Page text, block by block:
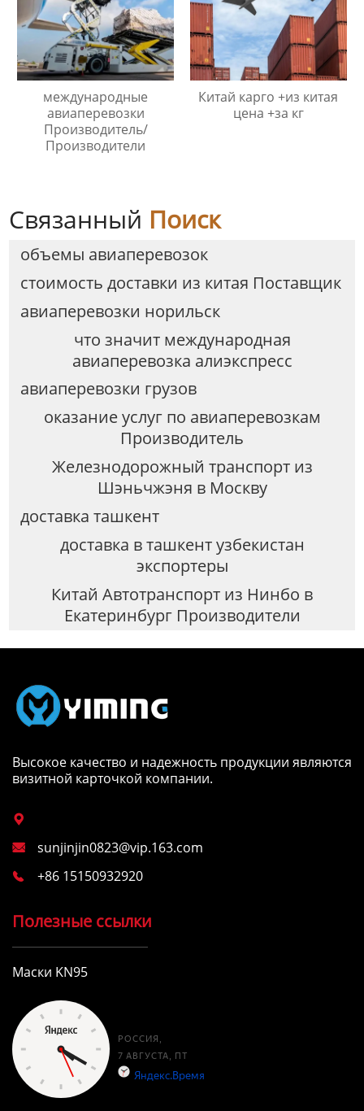
международные
авиаперевозки
Производитель/
Производители
Китай карго +из китая
цена +за кг
Связанный Поиск
объемы авиаперевозок
стоимость доставки из китая Поставщик
авиаперевозки норильск
что значит международная
авиаперевозка алиэкспресс
авиаперевозки грузов
оказание услуг по авиаперевозкам
Производитель
Железнодорожный транспорт из
Шэньчжэня в Москву
доставка ташкент
доставка в ташкент узбекистан
экспортеры
Китай Автотранспорт из Нинбо в
Екатеринбург Производители
Высокое качество и надежность продукции являются
визитной карточкой компании.

 sunjinjin0823@vip.163.com
 +86 15150932920
Полезные ссылки
Маски KN95